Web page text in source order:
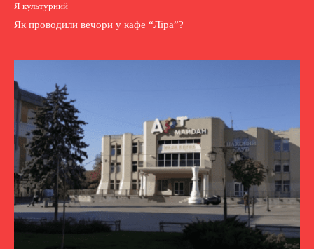
Я культурний
Як проводили вечори у кафе “Ліра”?